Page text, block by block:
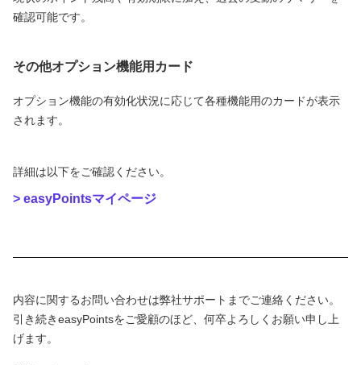
確認可能です。
その他オプション機能用カード
オプション機能の有効化状況に応じて各種機能用のカードが表示
されます。
詳細は以下をご確認ください。
> easyPointsマイページ
内容に関するお問い合わせは弊社サポートまでご連絡ください。
引き続きeasyPointsをご愛顧のほど、何卒よろしくお願い申し上
げます。